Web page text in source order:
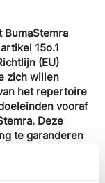
BumaStemra
15o.1
(EU)
zich willen
het repertoire
vooraf
Deze
te garanderen